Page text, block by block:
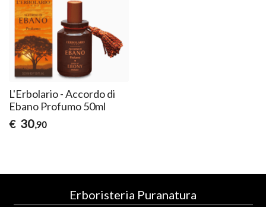
L'Erbolario - Accordo di
Ebano Profumo 50ml
€ 30,90
Erboristeria Puranatura